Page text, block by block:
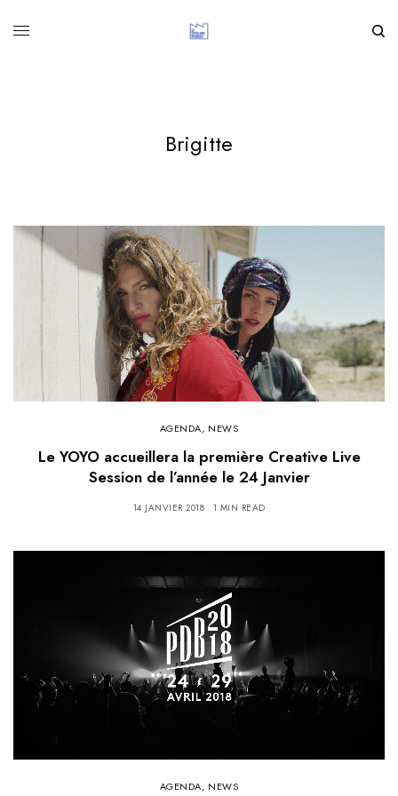
Brigitte
AGENDA, NEWS
Le YOYO accueillera la première Creative Live
Session de l’année le 24 Janvier
14 JANVIER 2018 1 MIN READ
AGENDA, NEWS